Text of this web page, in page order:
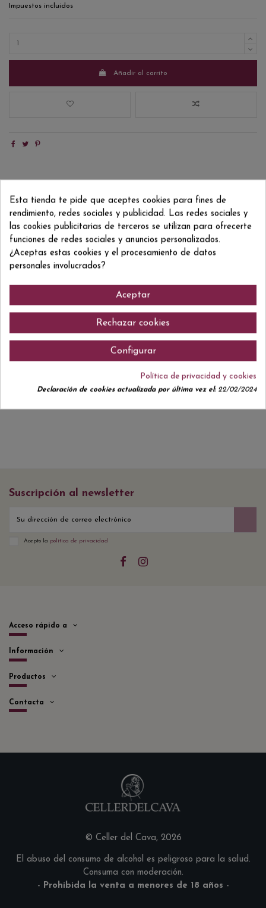
Impuestos incluidos
Añadir al carrito
Detalles del producto
Reviews(0)
Tempranillo, Garnacha, Mazuelo, Graciano
Comentarios (0)
No hay reseñas de clientes en este momento.
Suscripción al newsletter
Acepto la política de privacidad
Acceso rápido a
Información
Productos
Contacta
© Celler del Cava, 2026
El abuso del consumo de alcohol es peligroso para la salud.
Consuma con moderación.
- Prohibida la venta a menores de 18 años -
Esta tienda te pide que aceptes cookies para fines de
rendimiento, redes sociales y publicidad. Las redes sociales y
las cookies publicitarias de terceros se utilizan para ofrecerte
funciones de redes sociales y anuncios personalizados.
¿Aceptas estas cookies y el procesamiento de datos
personales involucrados?
Aceptar
Rechazar cookies
Configurar
Política de privacidad y cookies
Declaración de cookies actualizada por última vez el:22/02/2024